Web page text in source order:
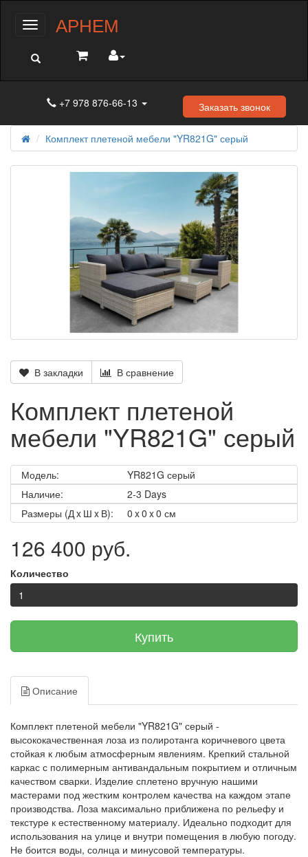
МенюАРНЕМ
+7 978 876-66-13 Заказать звонок
Комплект плетеной мебели "YR821G" серый
В закладки В сравнение
Комплект плетеной
мебели "YR821G" серый
Модель:
YR821G серый
Наличие:
2-3 Days
Размеры (Д x Ш x В):
0 x 0 x 0 см
126 400 руб.
Количество
Купить
Описание
Комплект плетеной мебели "YR821G" серый -
высококачественная лоза из полиротанга коричневого цвета
стойкая к любым атмосферным явлениям. Крепкий стальной
каркас с полимерным антивандальным покрытием и отличным
качеством сварки. Изделие сплетено вручную нашими
мастерами под жестким контролем качества на каждом этапе
производства. Лоза максимально приближена по рельефу и
текстуре к естественному материалу. Идеально подходит для
использования на улице и внутри помещения в любую погоду.
Не боится воды, солнца и минусовой температуры.